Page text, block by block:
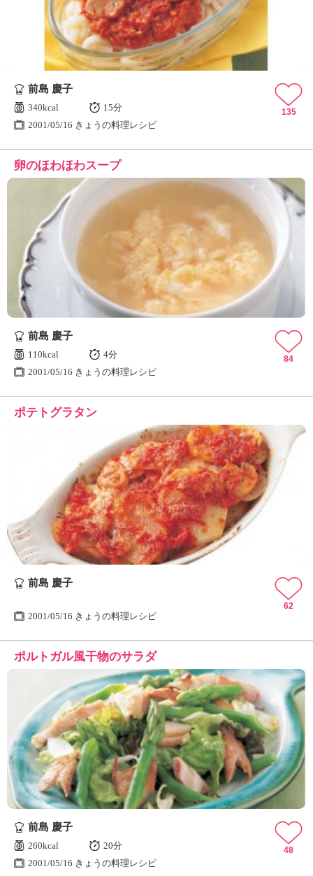
」
前島 慶子
340kcal
15分
2001/05/16 きょうの料理レシピ
135
卵のほわほわスープ
前島 慶子
110kcal
4分
2001/05/16 きょうの料理レシピ
84
ポテトグラタン
前島 慶子
2001/05/16 きょうの料理レシピ
62
ポルトガル風干物のサラダ
前島 慶子
260kcal
20分
2001/05/16 きょうの料理レシピ
48